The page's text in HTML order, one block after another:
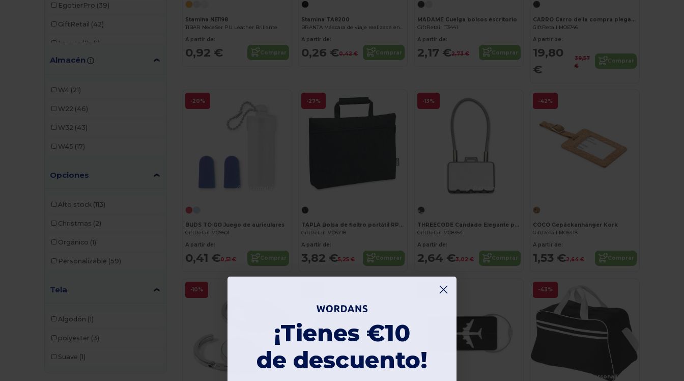
EgotierPro (39)
GiftRetail (42)
Lanyard'In (1)
Larq (1)
Almacén
W4 (21)
W22 (46)
W32 (43)
W45 (17)
Opciones
Alto stock (113)
Christmas (2)
Orgánico (1)
Personalizable (59)
Tela
Algodón (1)
polyester (3)
Suave (1)
Stamina NE1198
TIBAR NeceSer PU Leather Brillante
A partir de:
0,92 € Comprar
Stamina TA8200
A partir de:
0,26 €0,42 € Comprar
MADAME Cuelga bolsos escritorio
GiftRetail IT3441
A partir de:
2,17 €2,73 € Comprar
CARRO Carro de la compra plegable
GiftRetail MO6746
A partir de:
19,80
€
39,57
€
Comprar
-20%
BUDS TO GO Juego de auriculares
GiftRetail MO9501
A partir de:
0,41 €0,51 € Comprar
-27%
TAPLA Bolsa de fieltro portátil RPET
GiftRetail MO6718
A partir de:
3,82 €5,25 € Comprar
-13%
¡Personalízalo!
THREECODE Candado Elegante para Maletas y Más
GiftRetail MO8354
A partir de:
2,64 €3,02 € Comprar
-42%
COCO Gepäckanhänger Kork
GiftRetail MO6418
A partir de:
1,53 €2,64 € Comprar
-10% -43%
¡Personalízalo!
¡Tienes €10
de descuento!